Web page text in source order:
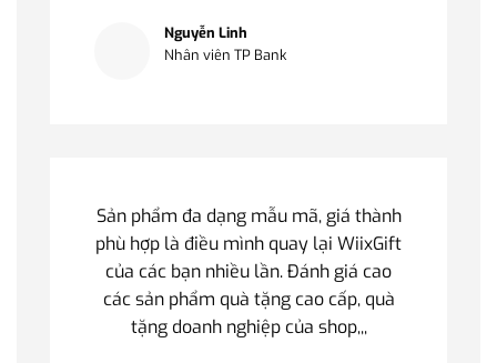
Nguyễn Linh
Nhân viên TP Bank
Sản phẩm đa dạng mẫu mã, giá thành
phù hợp là điều mình quay lại WiixGift
của các bạn nhiều lần. Đánh giá cao
các sản phẩm quà tặng cao cấp, quà
tặng doanh nghiệp của shop,,,